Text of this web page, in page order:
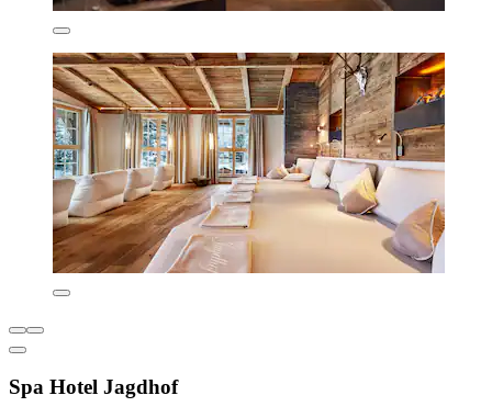
Spa Hotel Jagdhof